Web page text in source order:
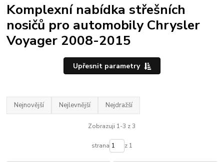
Komplexní nabídka střešních
nosičů pro automobily Chrysler
Voyager 2008-2015
Upřesnit parametry
Nejnovější Nejlevnější Nejdražší
Zobrazuji 1-3 z 3
strana z 1